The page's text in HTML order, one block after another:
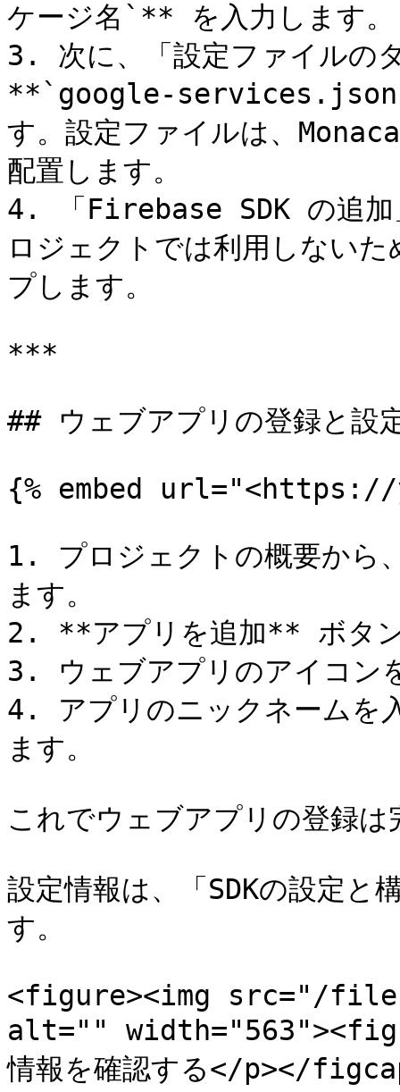
ケージ名`** を入力します。
3. 次に、「設定ファイルの
**`google-
す。設定ファイルは、
配置します。
4. 「Firebase SDK の追加
ロジェクトでは利用しない
プします。
***
## ウェブアプリの登録と設
{% embed url="<https://
1. プロジェクトの概要から
ます。
2. **アプリを追加** ボタン
3. ウェブアプリのアイコン
4. アプリのニックネームを
ます。
これでウェブアプリの登録は
設定情報は、「SDKの設定
す。
<figure><img src="/files/
alt=""